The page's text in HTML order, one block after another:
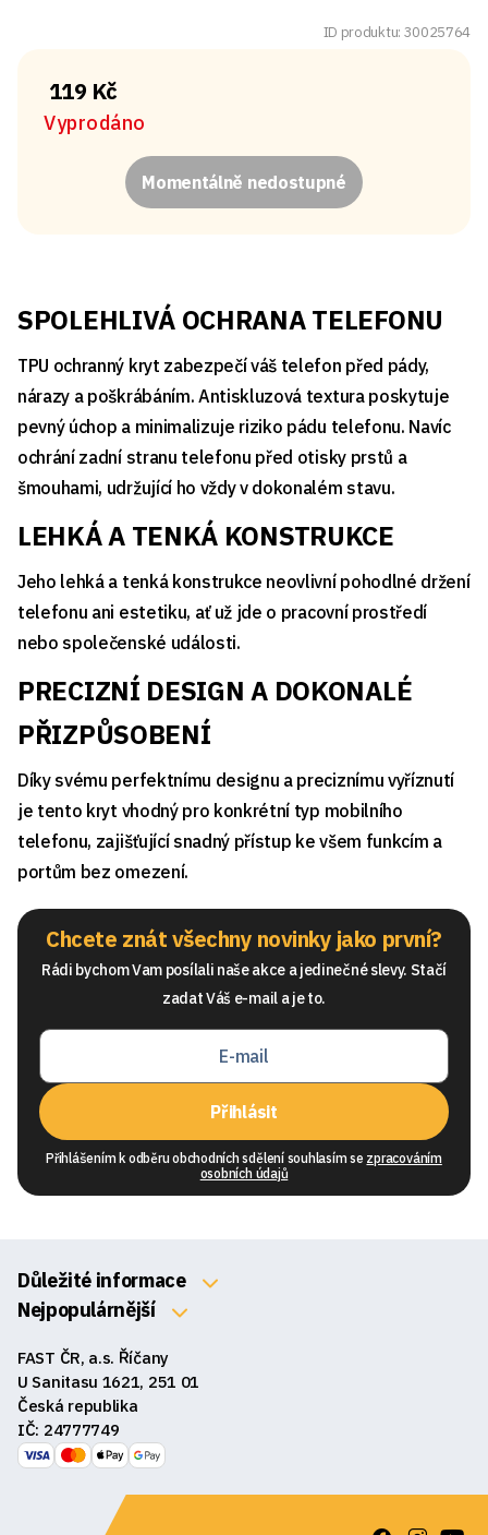
ID produktu: 30025764
119 Kč
Vyprodáno
Momentálně nedostupné
SPOLEHLIVÁ OCHRANA TELEFONU
TPU ochranný kryt zabezpečí váš telefon před pády,
nárazy a poškrábáním. Antiskluzová textura poskytuje
pevný úchop a minimalizuje riziko pádu telefonu. Navíc
ochrání zadní stranu telefonu před otisky prstů a
šmouhami, udržující ho vždy v dokonalém stavu.
LEHKÁ A TENKÁ KONSTRUKCE
Jeho lehká a tenká konstrukce neovlivní pohodlné držení
telefonu ani estetiku, ať už jde o pracovní prostředí
nebo společenské události.
PRECIZNÍ DESIGN A DOKONALÉ
PŘIZPŮSOBENÍ
Díky svému perfektnímu designu a preciznímu vyříznutí
je tento kryt vhodný pro konkrétní typ mobilního
telefonu, zajišťující snadný přístup ke všem funkcím a
portům bez omezení.
Chcete znát všechny novinky jako první?
Rádi bychom Vam posílali naše akce a jedinečné slevy. Stačí
zadat Váš e-mail a je to.
Přihlásit
Přihlášením k odběru obchodních sdělení souhlasím se zpracováním
osobních údajů
Důležité informace
O nás
Obchodní podmínky
Reklamace a vrácení zboží
GDPR
Nejpopulárnější
Sluchátka
Reproduktory
FAST ČR, a.s. Říčany
U Sanitasu 1621, 251 01
Česká republika
IČ: 24777749